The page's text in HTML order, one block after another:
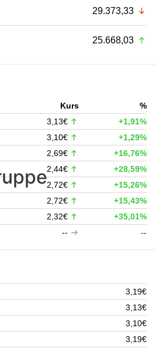
29.373,33
25.668,03
Kurs
%
3,13€
+1,91%
3,10€
+1,29%
2,69€
+16,76%
2,44€
+28,59%
2,72€
+15,26%
2,72€
+15,43%
2,32€
+35,01%
-- --
3,19€
3,13€
3,10€
3,19€